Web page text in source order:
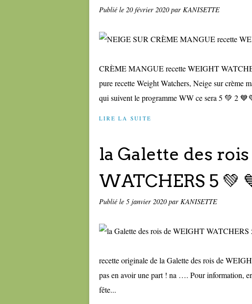
Publié le 20 février 2020par KANISETTE
CRÈME MANGUE recette WEIGHT
pure recette Weight Watchers, Neige sur crème
qui suivent le programme WW ce sera 5 💚 2
LIRE LA SUITE
la Galette des
WATCHERS 5 💚
Publié le 5 janvier 2020par KANISETTE
recette originale de la Galette des rois de
pas en avoir une part ! na …. Pour information,
fête...